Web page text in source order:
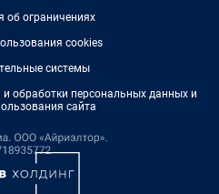
об ограничениях
cookies
системы
обработки персональных данных и
сайта